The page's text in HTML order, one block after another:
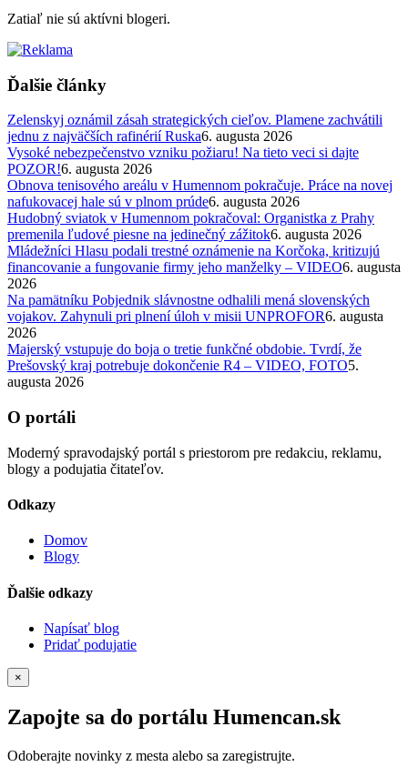
Zatiaľ nie sú aktívni blogeri.
Ďalšie články
Zelenskyj oznámil zásah strategických cieľov. Plamene zachvátili
jednu z najväčších rafinérií Ruska6. augusta 2026
Vysoké nebezpečenstvo vzniku požiaru! Na tieto veci si dajte
POZOR!6. augusta 2026
Obnova tenisového areálu v Humennom pokračuje. Práce na novej
nafukovacej hale sú v plnom prúde6. augusta 2026
Hudobný sviatok v Humennom pokračoval: Organistka z Prahy
premenila ľudové piesne na jedinečný zážitok6. augusta 2026
Mládežníci Hlasu podali trestné oznámenie na Korčoka, kritizujú
financovanie a fungovanie firmy jeho manželky – VIDEO6. augusta
2026
Na pamätníku Pobjednik slávnostne odhalili mená slovenských
vojakov. Zahynuli pri plnení úloh v misii UNPROFOR6. augusta
2026
Majerský vstupuje do boja o tretie funkčné obdobie. Tvrdí, že
Prešovský kraj potrebuje dokončenie R4 – VIDEO, FOTO5.
augusta 2026
O portáli
Moderný spravodajský portál s priestorom pre redakciu, reklamu,
blogy a podujatia čitateľov.
Odkazy
Domov
Blogy
Ďalšie odkazy
Napísať blog
Pridať podujatie
×
Zapojte sa do portálu Humencan.sk
Odoberajte novinky z mesta alebo sa zaregistrujte.